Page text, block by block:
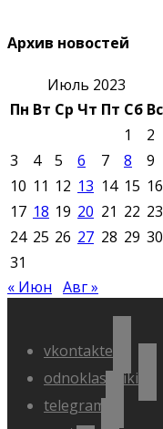
Архив новостей
Июль 2023
Пн Вт Ср Чт Пт Сб Вс
1
2
3
4 5 6 7 8
9
10 11 12 13 14 15 16
17 18 19 20 21 22 23
24 25 26 27 28 29 30
31
« Июн Авг »
vkontakte
odnoklassniki
telegram